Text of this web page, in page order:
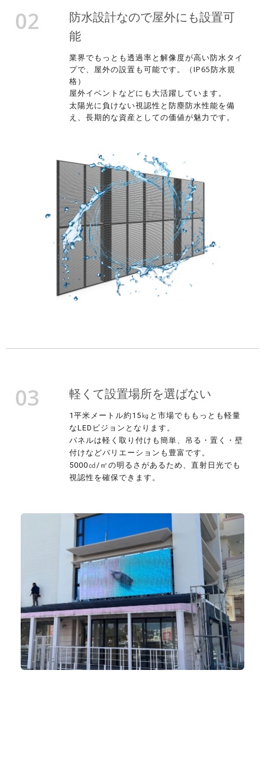
02
防水設計なので屋外にも設置可
能
業界でもっとも透過率と解像度が高い防水タイ
プで、屋外の設置も可能です。（IP65防水規
格）
屋外イベントなどにも大活躍しています。
太陽光に負けない視認性と防塵防水性能を備
え、長期的な資産としての価値が魅力です。
03 軽くて設置場所を選ばない
1平米メートル約15㎏と市場でももっとも軽量
なLEDビジョンとなります。
パネルは軽く取り付けも簡単、吊る・置く・壁
付けなどバリエーションも豊富です。
5000㏅/㎡の明るさがあるため、直射日光でも
視認性を確保できます。